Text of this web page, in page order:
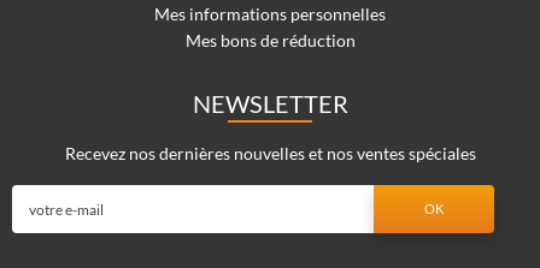
Mes informations personnelles
Mes bons de réduction
NEWSLETTER
Recevez nos dernières nouvelles et nos ventes spéciales